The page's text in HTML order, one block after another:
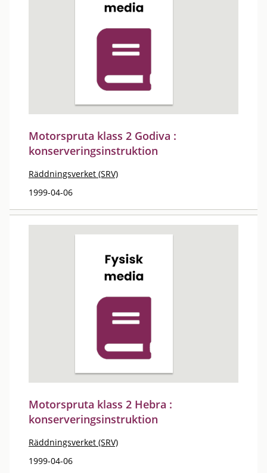
Motorspruta klass 2 Godiva :
konserveringsinstruktion
Räddningsverket (SRV)
1999-04-06
Motorspruta klass 2 Hebra :
konserveringsinstruktion
Räddningsverket (SRV)
1999-04-06